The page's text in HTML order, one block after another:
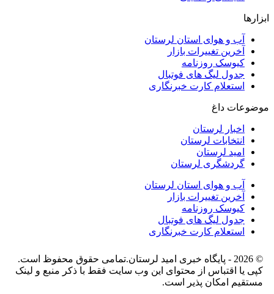
ابزارها
آب و هوای استان لرستان
آخرین تغییرات بازار
کیوسک روزنامه
جدول لیگ های فوتبال
استعلام کارت خبرنگاری
موضوعات داغ
اخبار لرستان
انتخابات لرستان
امید لرستان
گردشگری لرستان
آب و هوای استان لرستان
آخرین تغییرات بازار
کیوسک روزنامه
جدول لیگ های فوتبال
استعلام کارت خبرنگاری
© 2026 - پایگاه خبری اميد لرستان.تمامی حقوق محفوظ است.
کپی یا اقتباس از محتوای این وب سایت فقط با ذکر منبع و لینک
مستقیم امکان پذیر است.